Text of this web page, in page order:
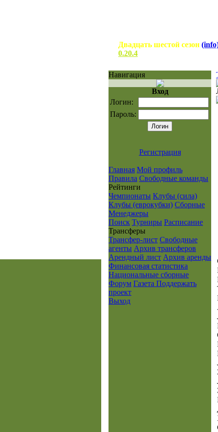
Двадцать шестой сезон
0.20.4
Навигация
Вход
Логин:
Пароль:
Регистрация
Главная Мой профиль
Правила Свободные команды
Рейтинги
Чемпионаты Клубы (сила)
Клубы (еврокубки) Сборные
Менеджеры
Поиск Турниры Расписание
Транcферы
Трансфер-лист Свободные
агенты Архив трансферов
Арендный лист Архив аренды
Финансовая статистика
Национальные сборные
Форум Газета Поддержать
проект
Выход